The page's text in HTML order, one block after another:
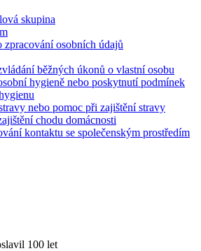
skupina
zpracování osobních údajů
běžných úkonů o vlastní osobu
hygieně nebo poskytnutí podmínek
nebo pomoc při zajištění stravy
chodu domácnosti
kontaktu se společenským prostředím
100 let